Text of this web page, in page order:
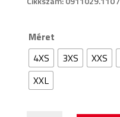
Méret
4XS
3XS XXS
XXL